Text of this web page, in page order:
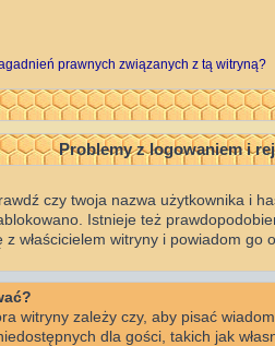
prawnych związanych z tą witryną?
Problemy z logowaniem i
czy twoja nazwa użytkownika i
Istnieje też
właścicielem witryny i powiadom go
witryny zależy czy, aby pisać
dla gości, takich jak